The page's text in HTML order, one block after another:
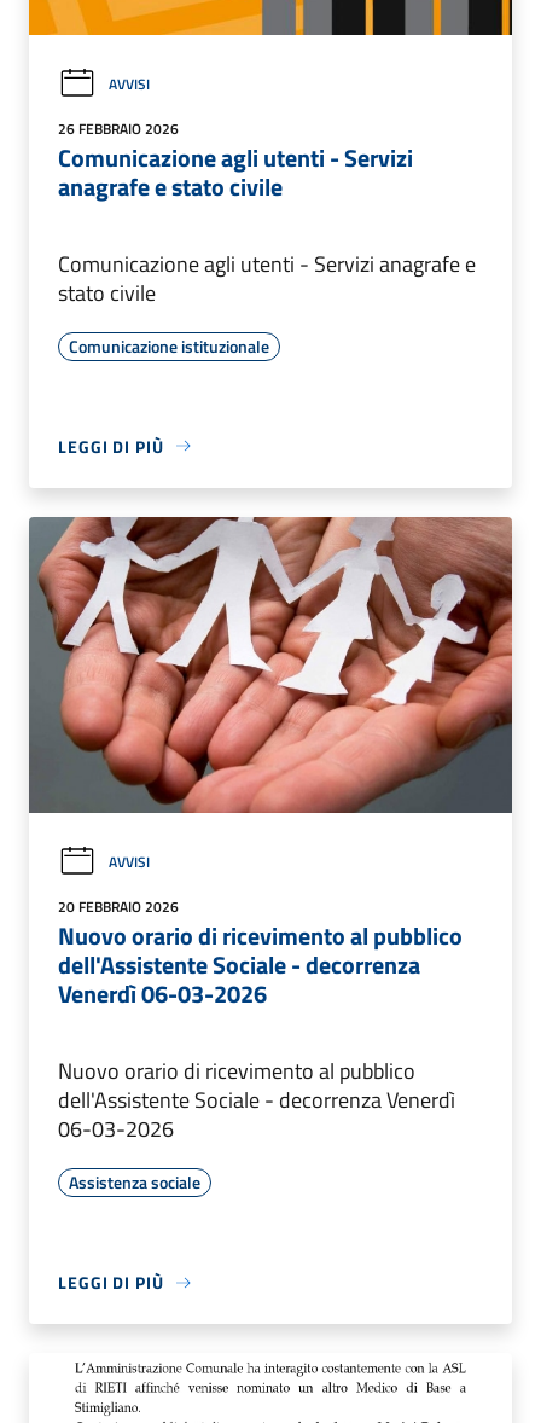
AVVISI
26 FEBBRAIO 2026
Comunicazione agli utenti - Servizi
anagrafe e stato civile
Comunicazione agli utenti - Servizi anagrafe e
stato civile
Comunicazione istituzionale
LEGGI DI PIÙ
AVVISI
20 FEBBRAIO 2026
Nuovo orario di ricevimento al pubblico
dell'Assistente Sociale - decorrenza
Venerdì 06-03-2026
Nuovo orario di ricevimento al pubblico
dell'Assistente Sociale - decorrenza Venerdì
06-03-2026
Assistenza sociale
LEGGI DI PIÙ